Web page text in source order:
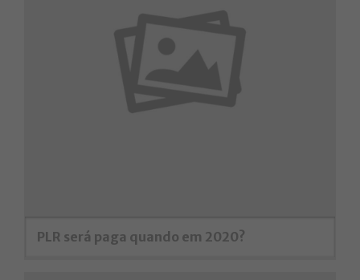
PLR será paga quando em 2020?